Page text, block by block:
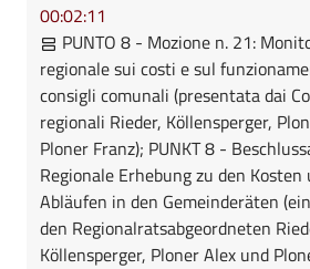
00:02:11
PUNTO 8 - Mozione n. 21:
regionale sui costi e sul
consigli comunali (presentata dai
regionali Rieder, Köllensperger,
Ploner Franz); PUNKT 8 -
Regionale Erhebung zu den Kosten
Abläufen in den Gemeinderäten
den Regionalratsabgeordneten
Köllensperger, Ploner Alex und